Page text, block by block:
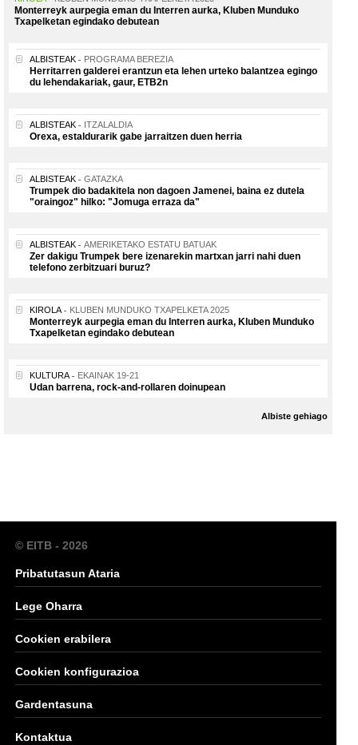
Monterreyk aurpegia eman du Interren aurka, Kluben Munduko
Txapelketan egindako debutean
ALBISTEAK PROGRAMA BEREZIA
Herritarren galderei erantzun eta lehen urteko balantzea egingo
du lehendakariak, gaur, ETB2n
ALBISTEAK ITZALALDIA
Orexa, estaldurarik gabe jarraitzen duen herria
ALBISTEAK GATAZKA
Trumpek dio badakitela non dagoen Jamenei, baina ez dutela
"oraingoz" hilko: "Jomuga erraza da"
ALBISTEAK AMERIKETAKO ESTATU BATUAK
Zer dakigu Trumpek bere izenarekin martxan jarri nahi duen
telefono zerbitzuari buruz?
KIROLA KLUBEN MUNDUKO TXAPELKETA 2025
Monterreyk aurpegia eman du Interren aurka, Kluben Munduko
Txapelketan egindako debutean
KULTURA EKAINAK 19-21
Udan barrena, rock-and-rollaren doinupean
Albiste gehiago
© EITB - 2026
Pribatutasun Ataria
Lege Oharra
Cookien erabilera
Cookien konfigurazioa
Gardentasuna
Kontaktua